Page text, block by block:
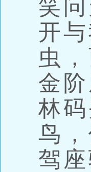
笑
开
虫
金
林
鸟
驾